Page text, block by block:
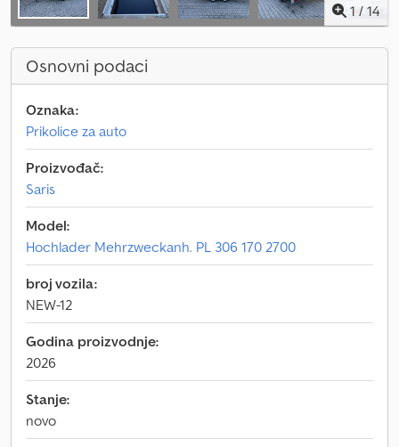
1 / 14
Osnovni podaci
Oznaka:
Prikolice za auto
Proizvođač:
Saris
Model:
Hochlader Mehrzweckanh. PL 306 170 2700
broj vozila:
NEW-12
Godina proizvodnje:
2026
Stanje:
novo